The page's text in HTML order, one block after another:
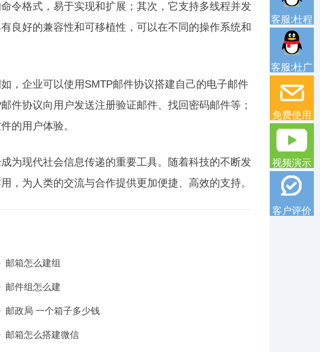
令格式，易于实现和扩展；其次，它支持多线程并发
良好的兼容性和可移植性，可以在不同的操作系统和
，企业可以使用SMTP邮件协议搭建自己的电子邮件
件协议向用户发送注册验证邮件、找回密码邮件等；
的用户体验。
为现代社会信息传递的重要工具。随着科技的不断发
，为人类的交流与合作提供更加便捷、高效的支持。
邮箱怎么建组
邮件组怎么建
邮政局 一个箱子多少钱
邮箱怎么搭建微信
客服:杜程
客服:杜广
免费使用
视频演示
客户评价